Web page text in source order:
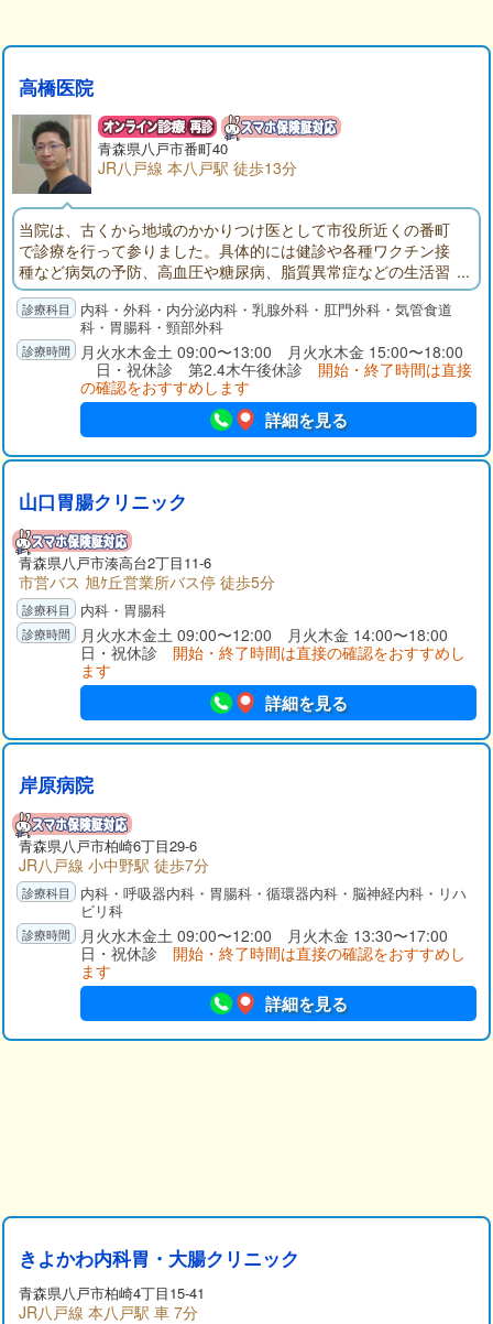
高橋医院
青森県八戸市番町40
JR八戸線 本八戸駅 徒歩13分
当院は、古くから地域のかかりつけ医として市役所近くの番町
で診療を行って参りました。具体的には健診や各種ワクチン接
種など病気の予防、高血圧や糖尿病、脂質異常症などの生活習
慣病や腹痛、便通異常、痔疾患、風邪やちょっとした体調不
良、怪我などの初期治療を行います。また、外科専門医、内分
泌外科専門医、甲状腺専門医による甲状腺・乳腺疾患の専門的
な検査・治療も得意としております。
内科・外科・内分泌内科・乳腺外科・肛門外科・気管食道
科・胃腸科・頸部外科
月火水木金土 09:00〜13:00 月火水木金 15:00〜18:00
日・祝休診 第2.4木午後休診 開始・終了時間は直接
の確認をおすすめします
詳細を見る
山口胃腸クリニック
青森県八戸市湊高台2丁目11-6
市営バス 旭ｹ丘営業所バス停 徒歩5分
内科・胃腸科
月火水木金土 09:00〜12:00 月火木金 14:00〜18:00
日・祝休診 開始・終了時間は直接の確認をおすすめし
ます
詳細を見る
岸原病院
青森県八戸市柏崎6丁目29-6
JR八戸線 小中野駅 徒歩7分
内科・呼吸器内科・胃腸科・循環器内科・脳神経内科・リハ
ビリ科
月火水木金土 09:00〜12:00 月火木金 13:30〜17:00
日・祝休診 開始・終了時間は直接の確認をおすすめし
ます
詳細を見る
きよかわ内科胃・大腸クリニック
青森県八戸市柏崎4丁目15-41
JR八戸線 本八戸駅 車 7分